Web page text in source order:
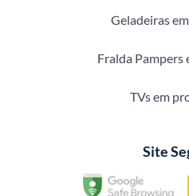
Geladeiras
Fralda Pampers
TVs em
Site